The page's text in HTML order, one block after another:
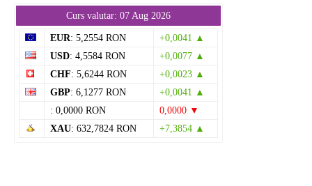
Curs valutar: 07 Aug 2026
EUR: 5,2554 RON
+0,0041 ▲
USD: 4,5584 RON
+0,0077 ▲
CHF: 5,6244 RON
+0,0023 ▲
GBP: 6,1277 RON
+0,0041 ▲
: 0,0000 RON
0,0000 ▼
XAU: 632,7824 RON +7,3854 ▲